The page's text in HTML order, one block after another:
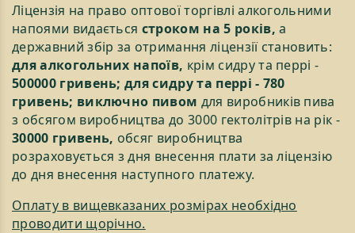
Ліцензія на право оптової торгівлі алкогольними
напоями видається строком на 5 років,а
державний збір за отримання ліцензії становить:
для алкогольних напоїв, крім сидру та перрі -
500000 гривень; для сидру та перрі - 780
гривень; виключно пивом для виробників пива
з обсягом виробництва до 3000 гектолітрів на рік -
30000 гривень, обсяг виробництва
розраховується з дня внесення плати за ліцензію
до дня внесення наступного платежу.
Оплату в вищевказаних розмірах необхідно
проводити щорічно.